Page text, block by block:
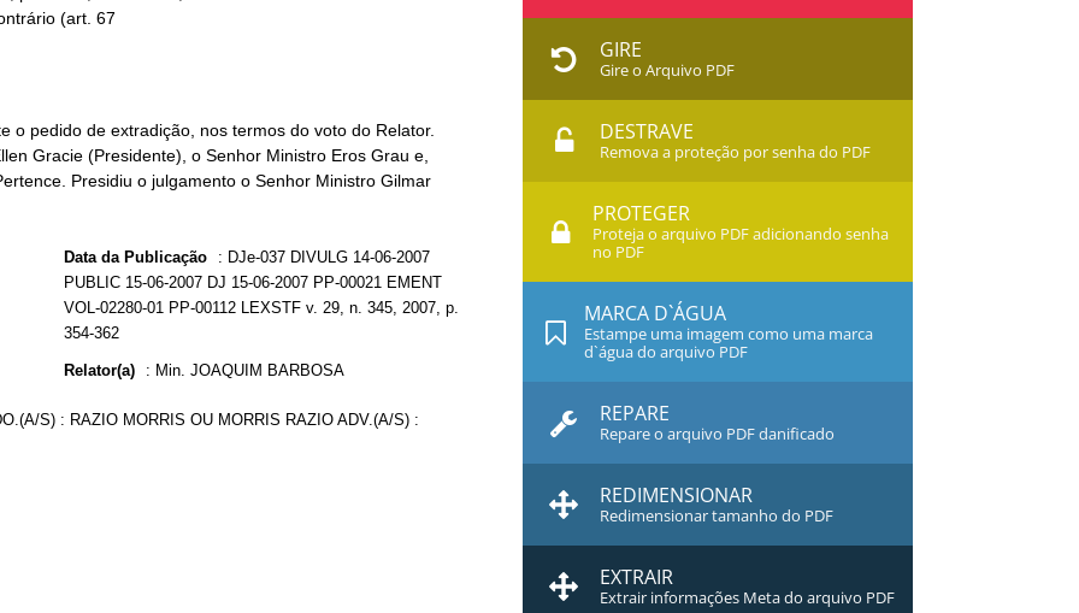
o pedido de extradição, nos termos do voto do Relator.
Gracie (Presidente), o Senhor Ministro Eros Grau e,
Presidiu o julgamento o Senhor Ministro Gilmar
Data da Publicação : DJe-037 DIVULG 14-06-2007
PUBLIC 15-06-2007 DJ 15-06-2007 PP-00021 EMENT
VOL-02280-01 PP-00112 LEXSTF v. 29, n. 345, 2007, p.
354-362
Relator(a) : Min. JOAQUIM BARBOSA
S) : RAZIO MORRIS OU MORRIS RAZIO ADV.(A/S) :
GIRE
Gire o Arquivo PDF
DESTRAVE
Remova a proteção por senha do PDF
PROTEGER
Proteja o arquivo PDF adicionando senha
no PDF
MARCA D`ÁGUA
Estampe uma imagem como uma marca
d`água do arquivo PDF
REPARE
Repare o arquivo PDF danificado
REDIMENSIONAR
Redimensionar tamanho do PDF
EXTRAIR
Extrair informações Meta do arquivo PDF